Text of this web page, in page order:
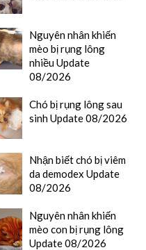
Nguyên nhân khiến
mèo bị rụng lông
nhiều Update
08/2026
Chó bị rụng lông sau
sinh Update 08/2026
Nhận biết chó bị viêm
da demodex Update
08/2026
Nguyên nhân khiến
mèo con bị rụng lông
Update 08/2026